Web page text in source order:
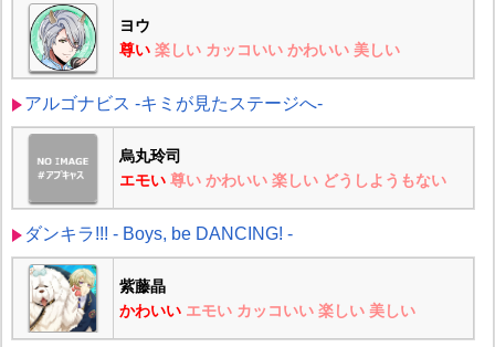
ヨウ
尊い 楽しい カッコいい かわいい 美しい
アルゴナビス -キミが見たステージへ-
烏丸玲司
エモい 尊い かわいい 楽しい どうしようもない
ダンキラ!!! - Boys, be DANCING! -
紫藤晶
かわいい エモい カッコいい 楽しい 美しい